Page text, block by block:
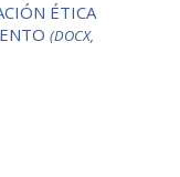
ÉTICA
(DOCX,